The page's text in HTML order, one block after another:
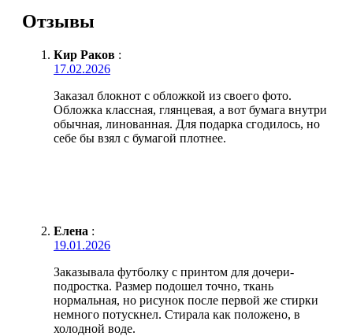
Отзывы
Кир Раков :
17.02.2026
Заказал блокнот с обложкой из своего фото.
Обложка классная, глянцевая, а вот бумага внутри
обычная, линованная. Для подарка сгодилось, но
себе бы взял с бумагой плотнее.
Елена :
19.01.2026
Заказывала футболку с принтом для дочери-
подростка. Размер подошел точно, ткань
нормальная, но рисунок после первой же стирки
немного потускнел. Стирала как положено, в
холодной воде.